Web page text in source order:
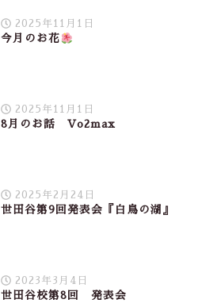
2025年11月1日
今月のお花
2025年11月1日
8月のお話 Vo2max
2025年2月24日
世田谷第9回発表会『白鳥の湖』
2023年3月4日
世田谷校第8回 発表会